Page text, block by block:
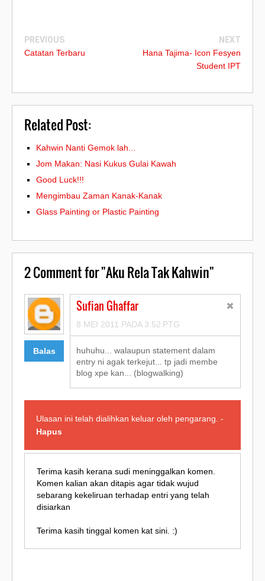
PREVIOUS
Catatan Terbaru
NEXT
Hana Tajima- Icon Fesyen
Student IPT
Related Post:
Kahwin Nanti Gemok lah...
Jom Makan: Nasi Kukus Gulai Kawah
Good Luck!!!
Mengimbau Zaman Kanak-Kanak
Glass Painting or Plastic Painting
2Comment for "Aku Rela Tak Kahwin"
Balas
Sufian Ghaffar
8 MEI 2011 PADA 3:52 PTG
huhuhu... walaupun statement dalam
entry ni agak terkejut... tp jadi membe
blog xpe kan... (blogwalking)
Ulasan ini telah dialihkan keluar oleh pengarang. -
Hapus
Terima kasih kerana sudi meninggalkan komen.
Komen kalian akan ditapis agar tidak wujud
sebarang kekeliruan terhadap entri yang telah
disiarkan
Terima kasih tinggal komen kat sini. :)